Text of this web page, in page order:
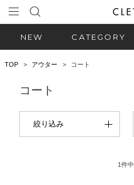
NEW CATEGORY
TOP アウター コート
コート
絞り込み
1件中